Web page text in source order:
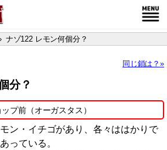
ナゾ122 レモン何個分？
同じ鎖は？
分？
プ前（オーガスタス）
ン・イチゴがあり、各々ははかりで
っている。